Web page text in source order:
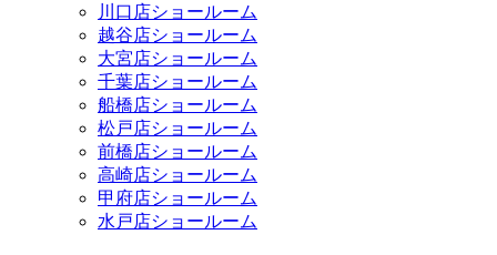
川口店ショールーム
越谷店ショールーム
大宮店ショールーム
千葉店ショールーム
船橋店ショールーム
松戸店ショールーム
前橋店ショールーム
高崎店ショールーム
甲府店ショールーム
水戸店ショールーム